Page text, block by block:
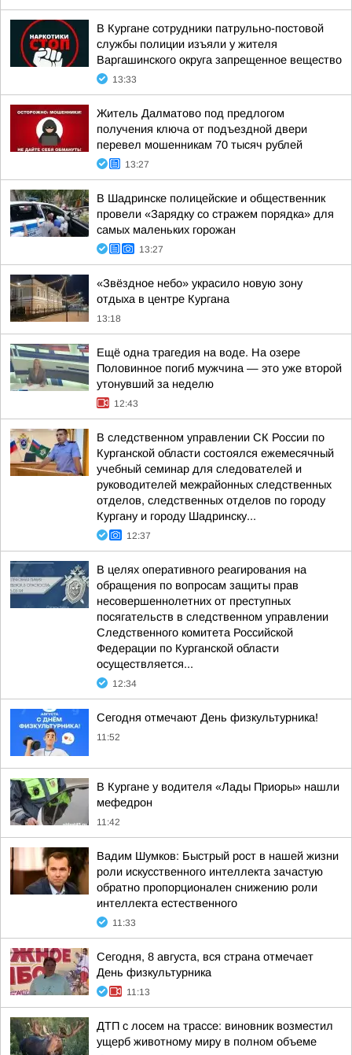
В Кургане сотрудники патрульно-постовой
службы полиции изъяли у жителя
Варгашинского округа запрещенное вещество
13:33
Житель Далматово под предлогом
получения ключа от подъездной двери
перевел мошенникам 70 тысяч рублей
13:27
В Шадринске полицейские и общественник
провели «Зарядку со стражем порядка» для
самых маленьких горожан
13:27
«Звёздное небо» украсило новую зону
отдыха в центре Кургана
13:18
Ещё одна трагедия на воде. На озере
Половинное погиб мужчина — это уже второй
утонувший за неделю
12:43
В следственном управлении СК России по
Курганской области состоялся ежемесячный
учебный семинар для следователей и
руководителей межрайонных следственных
отделов, следственных отделов по городу
Кургану и городу Шадринску...
12:37
В целях оперативного реагирования на
обращения по вопросам защиты прав
несовершеннолетних от преступных
посягательств в следственном управлении
Следственного комитета Российской
Федерации по Курганской области
осуществляется...
12:34
Сегодня отмечают День физкультурника!
11:52
В Кургане у водителя «Лады Приоры» нашли
мефедрон
11:42
Вадим Шумков: Быстрый рост в нашей жизни
роли искусственного интеллекта зачастую
обратно пропорционален снижению роли
интеллекта естественного
11:33
Сегодня, 8 августа, вся страна отмечает
День физкультурника
11:13
ДТП с лосем на трассе: виновник возместил
ущерб животному миру в полном объеме